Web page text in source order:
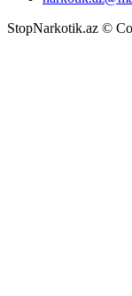
StopNarkotik.az ©